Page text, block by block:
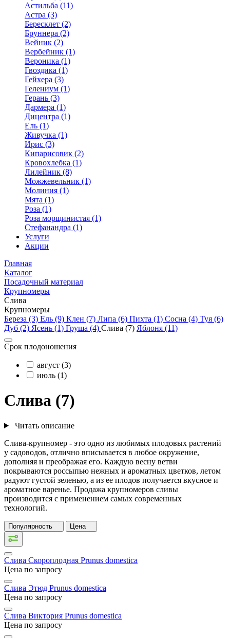
Астильба (11)
Астра (3)
Бересклет (2)
Бруннера (2)
Вейник (2)
Вербейник (1)
Вероника (1)
Гвоздика (1)
Гейхера (3)
Гелениум (1)
Герань (3)
Дармера (1)
Дицентра (1)
Ель (1)
Живучка (1)
Ирис (3)
Кипарисовик (2)
Кровохлебка (1)
Лилейник (8)
Можжевельник (1)
Молиния (1)
Мята (1)
Роза (1)
Роза морщинистая (1)
Стефанандра (1)
Услуги
Акции
Главная
Каталог
Посадочный материал
Крупномеры
Слива
Крупномеры
Береза (3) Ель (9) Клен (7) Липа (6) Пихта (1) Сосна (4) Туя (6)
Дуб (2) Ясень (1) Груша (4) Слива (7) Яблоня (11)
Срок плодоношения
август (3)
июль (1)
Слива (7)
Читать описание
Слива-крупномер - это одно из любимых плодовых растений
у садоводов, отлично вписывается в любое окружение,
дополняя и преображая его. Каждую весну ветви
покрываются россыпью нежных и ароматных цветков, летом
радуют густой зеленью, а из ее плодов получается вкусное и
ароматное варенье. Продажа крупномеров сливы
производится с применением самых современных
технологий.
Популярность Цена
Слива Скороплодная Prunus domestica
Цена по запросу
Слива Этюд Prunus domestica
Цена по запросу
Слива Виктория Prunus domestica
Цена по запросу